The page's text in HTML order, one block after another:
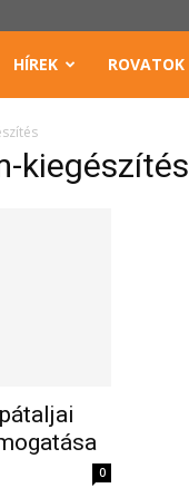
HÍREK ROVATOK
kiegészítés
0